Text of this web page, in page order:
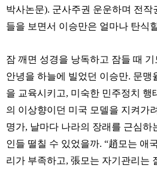
박사논문). 군사주권 운운하며 전작
들을 보면서 이승만은 얼마나 탄식
잠 깨면 성경을 낭독하고 잠들 때 기
안녕을 하늘에 빌었던 이승만. 문맹
을 교육시키고, 미숙한 민주정치 행
의 이상향이던 미국 모델을 지켜가
명가, 날마다 나라의 장래를 근심하
인들 떨칠 수 있었을까. “趙모는 애
리가 부족하고, 張모는 자기관리는